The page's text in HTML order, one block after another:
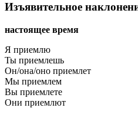
Изъявительное
настоящее время
Я приемлю
Ты приемлешь
Он/она/оно приемлет
Мы приемлем
Вы приемлете
Они приемлют